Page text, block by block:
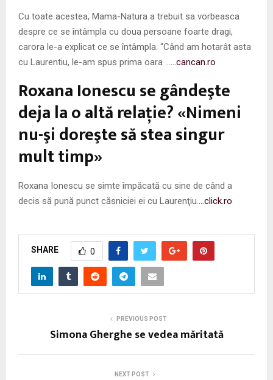
Cu toate acestea, Mama-Natura a trebuit sa vorbeasca
despre ce se întâmpla cu doua persoane foarte dragi,
carora le-a explicat ce se întâmpla. “Când am hotarât asta
cu Laurentiu, le-am spus prima oara …
…cancan.ro
Roxana Ionescu se gândeşte
deja la o altă relaţie? «Nimeni
nu-şi doreşte să stea singur
mult timp»
Roxana Ionescu se simte împăcată cu sine de când a
decis să pună punct căsniciei ei cu Laurenţiu.
…click.ro
SHARE 0
PREVIOUS POST
Simona Gherghe se vedea măritată
NEXT POST